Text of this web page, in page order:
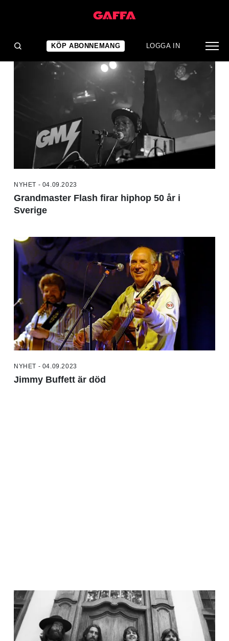
KÖP ABONNEMANG LOGGA IN
NYHET - 04.09.2023
Grandmaster Flash firar hiphop 50 år i
Sverige
NYHET - 04.09.2023
Jimmy Buffett är död